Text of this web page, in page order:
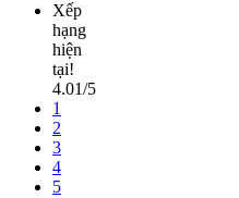
Xếp
hạng
hiện
tại!
4.01/5
1
2
3
4
5